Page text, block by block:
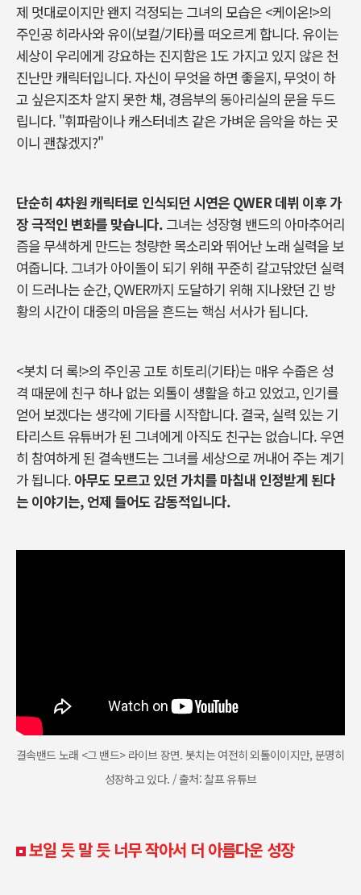
제 멋대로이지만 왠지 걱정되는 그녀의 모습은 <케이온!>의
주인공 히라사와 유이(보컬/기타)를 떠오르게 합니다. 유이는
세상이 우리에게 강요하는 진지함은 1도 가지고 있지 않은 천
진난만 캐릭터입니다. 자신이 무엇을 하면 좋을지, 무엇이 하
고 싶은지조차 알지 못한 채, 경음부의 동아리실의 문을 두드
립니다. "휘파람이나 캐스터네츠 같은 가벼운 음악을 하는 곳
이니 괜찮겠지?"
단순히 4차원 캐릭터로 인식되던 시연은 QWER 데뷔 이후 가
장 극적인 변화를 맞습니다. 그녀는 성장형 밴드의 아마추어리
즘을 무색하게 만드는 청량한 목소리와 뛰어난 노래 실력을 보
여줍니다. 그녀가 아이돌이 되기 위해 꾸준히 갈고닦았던 실력
이 드러나는 순간, QWER까지 도달하기 위해 지나왔던 긴 방
황의 시간이 대중의 마음을 흔드는 핵심 서사가 됩니다.
<봇치 더 록!>의 주인공 고토 히토리(기타)는 매우 수줍은 성
격 때문에 친구 하나 없는 외톨이 생활을 하고 있었고, 인기를
얻어 보겠다는 생각에 기타를 시작합니다. 결국, 실력 있는 기
타리스트 유튜버가 된 그녀에게 아직도 친구는 없습니다. 우연
히 참여하게 된 결속밴드는 그녀를 세상으로 꺼내어 주는 계기
가 됩니다.아무도 모르고 있던 가치를 마침내 인정받게 된다
는 이야기는, 언제 들어도 감동적입니다.
결속밴드 노래 <그 밴드> 라이브 장면. 봇치는 여전히 외톨이이지만, 분명히
성장하고 있다. / 출처: 찰프 유튜브
보일 듯 말 듯 너무 작아서 더 아름다운 성장